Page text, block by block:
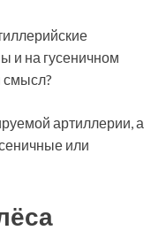
и на гусеничном
смысл?
артиллерии, а
или